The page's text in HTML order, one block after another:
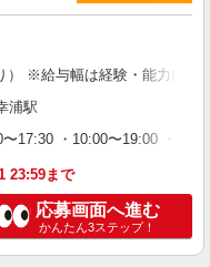
） ※給与幅は経験・能力によ
浦駅
〜17:30 ・10:00〜19:00 ・
23:59まで
応募画面へ進む
かんたん3ステップ！